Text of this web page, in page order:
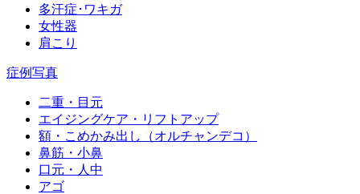
多汗症･ワキガ
女性器
肩こり
症例写真
二重・目元
エイジングケア・リフトアップ
額・こめかみ出し（オルチャンデコ）
鼻筋・小鼻
口元・人中
アゴ